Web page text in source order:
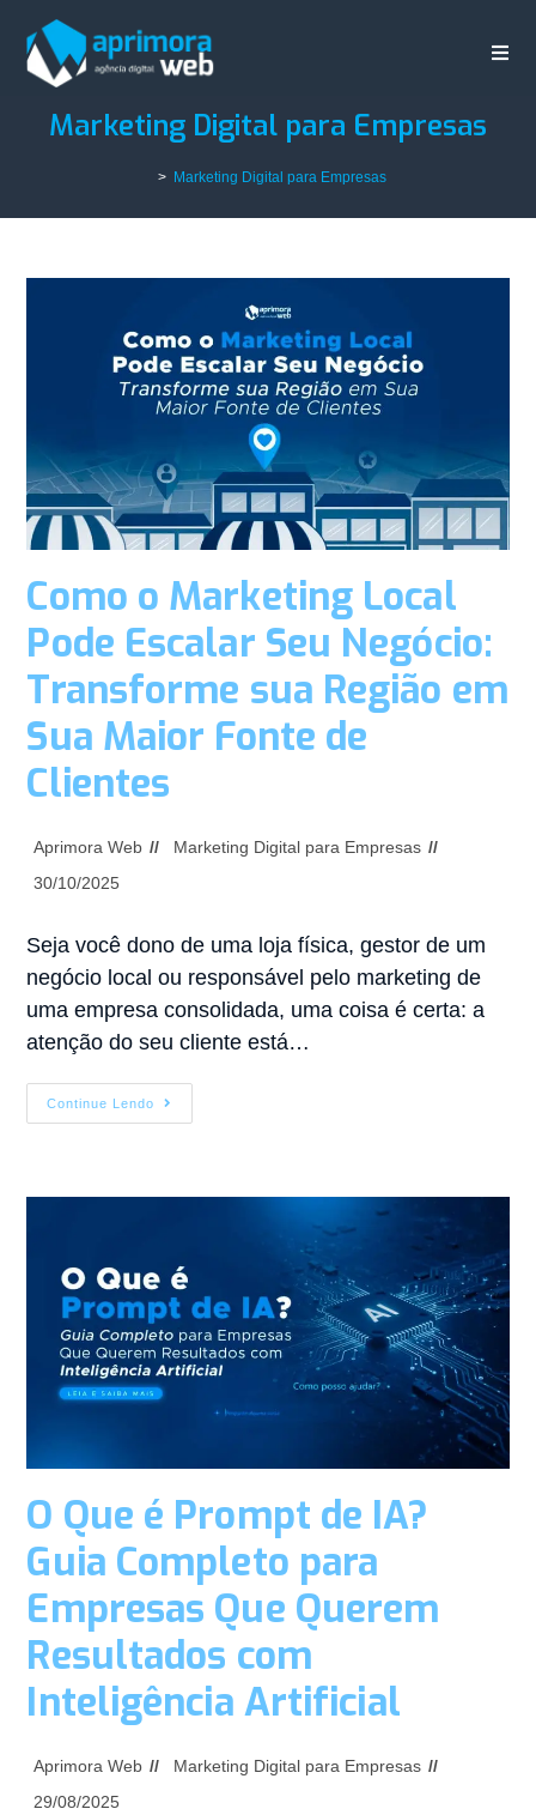
Marketing Digital para Empresas
> Marketing Digital para Empresas
Como o Marketing Local
Pode Escalar Seu Negócio:
Transforme sua Região em
Sua Maior Fonte de
Clientes
Aprimora Web
Marketing Digital para Empresas
30/10/2025
Seja você dono de uma loja física, gestor de um
negócio local ou responsável pelo marketing de
uma empresa consolidada, uma coisa é certa: a
atenção do seu cliente está…
Continue Lendo
O Que é Prompt de IA?
Guia Completo para
Empresas Que Querem
Resultados com
Inteligência Artificial
Aprimora Web
Marketing Digital para Empresas
29/08/2025